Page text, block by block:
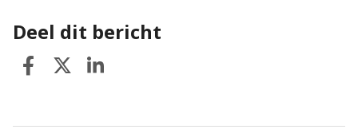
Deel dit bericht